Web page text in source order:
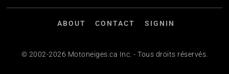
ABOUT CONTACT SIGNIN
© 2002-2026 Motoneiges.ca Inc. - Tous droits réservés.